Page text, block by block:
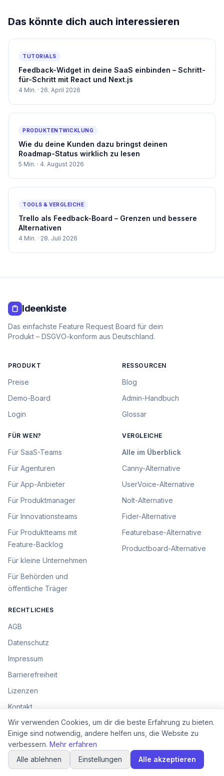
Das könnte dich auch interessieren
TUTORIALS
Feedback-Widget in deine SaaS einbinden – Schritt-
für-Schritt mit React und Next.js
4 Min. · 26. April 2026
PRODUKTENTWICKLUNG
Wie du deine Kunden dazu bringst deinen
Roadmap-Status wirklich zu lesen
5 Min. · 4. August 2026
TOOLS & VERGLEICHE
Trello als Feedback-Board – Grenzen und bessere
Alternativen
4 Min. · 28. Juli 2026
Ideenkiste
Das einfachste Feature Request Board für dein
Produkt – DSGVO-konform aus Deutschland.
PRODUKT
Preise
Demo-Board
Login
RESSOURCEN
Blog
Admin-Handbuch
Glossar
FÜR WEN?
Für SaaS-Teams
Für Agenturen
Für App-Anbieter
Für Produktmanager
Für Innovationsteams
Für Produktteams mit
Feature-Backlog
Für kleine Unternehmen
Für Behörden und
öffentliche Träger
VERGLEICHE
Alle im Überblick
Canny-Alternative
UserVoice-Alternative
Nolt-Alternative
Fider-Alternative
Featurebase-Alternative
Productboard-Alternative
RECHTLICHES
AGB
Datenschutz
Impressum
Barrierefreiheit
Lizenzen
Kontakt
©2026Ideenkiste. Alle Rechte vorbehalten.
Wir verwenden Cookies, um dir die beste Erfahrung zu bieten.
Einige sind notwendig, andere helfen uns, die Website zu
verbessern. Mehr erfahren
Alle ablehnen
Einstellungen Alle akzeptieren